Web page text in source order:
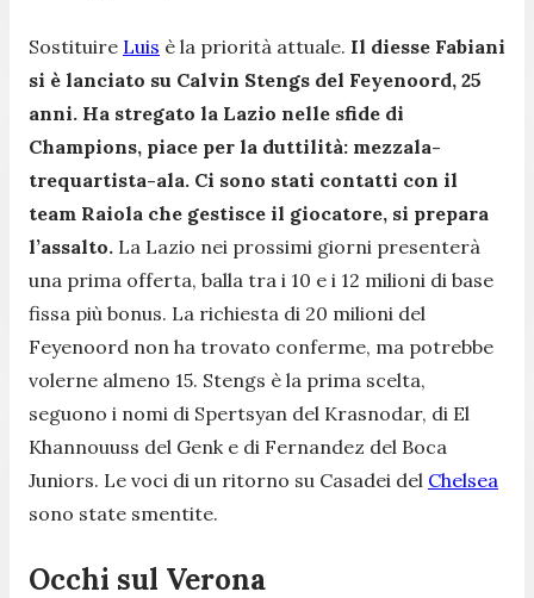
Sostituire Luis è la priorità attuale. Il diesse Fabiani
si è lanciato su Calvin Stengs del Feyenoord, 25
anni. Ha stregato la Lazio nelle sfide di
Champions, piace per la duttilità: mezzala-
trequartista-ala. Ci sono stati contatti con il
team Raiola che gestisce il giocatore, si prepara
l’assalto. La Lazio nei prossimi giorni presenterà
una prima offerta, balla tra i 10 e i 12 milioni di base
fissa più bonus. La richiesta di 20 milioni del
Feyenoord non ha trovato conferme, ma potrebbe
volerne almeno 15. Stengs è la prima scelta,
seguono i nomi di Spertsyan del Krasnodar, di El
Khannouuss del Genk e di Fernandez del Boca
Juniors. Le voci di un ritorno su Casadei del Chelsea
sono state smentite.
Occhi sul Verona